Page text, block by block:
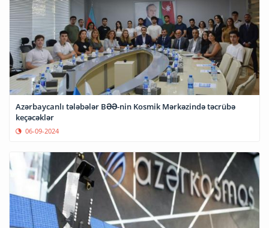
Azərbaycanlı tələbələr BƏƏ-nin Kosmik Mərkəzində təcrübə
keçəcəklər
06-09-2024